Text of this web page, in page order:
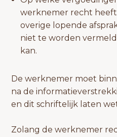
werknemer recht
overige lopende
niet te worden
kan.
De werknemer moet
na de
en dit schriftelijk laten
Zolang de werknemer